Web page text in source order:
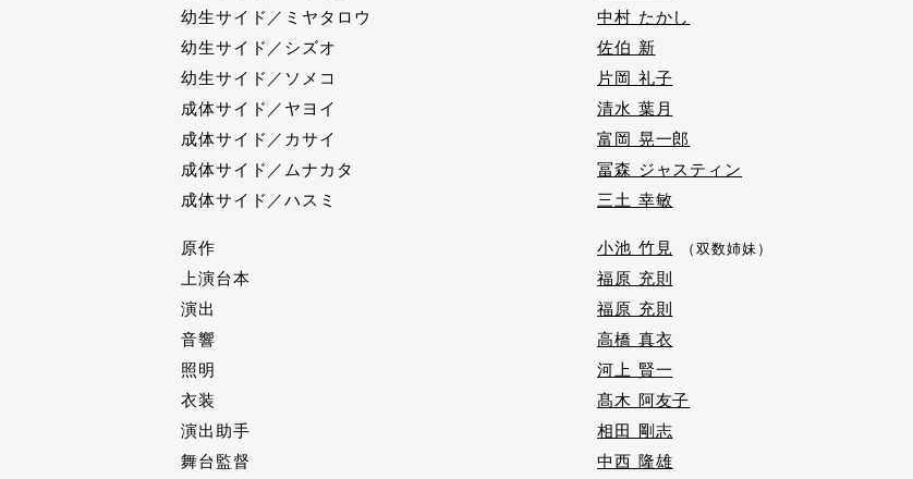
幼生サイド／ミヤタロウ
中村 たかし
幼生サイド／シズオ
佐伯 新
幼生サイド／ソメコ
片岡 礼子
成体サイド／ヤヨイ
清水 葉月
成体サイド／カサイ
富岡 晃一郎
成体サイド／ムナカタ
冨森 ジャスティン
成体サイド／ハスミ
三土 幸敏
原作
小池 竹見 （双数姉妹）
上演台本
福原 充則
演出
福原 充則
音響
高橋 真衣
照明
河上 賢一
衣装
髙木 阿友子
演出助手
相田 剛志
舞台監督
中西 隆雄